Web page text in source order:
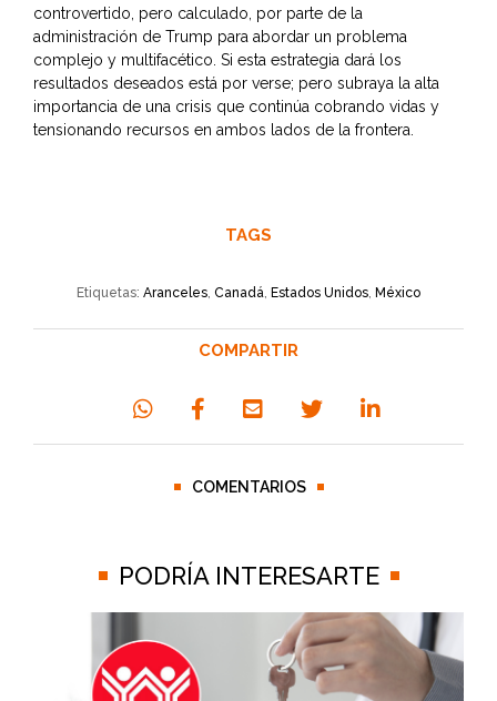
controvertido, pero calculado, por parte de la
administración de Trump para abordar un problema
complejo y multifacético. Si esta estrategia dará los
resultados deseados está por verse; pero subraya la alta
importancia de una crisis que continúa cobrando vidas y
tensionando recursos en ambos lados de la frontera.
TAGS
Etiquetas: Aranceles Canadá Estados Unidos México
COMPARTIR
COMENTARIOS
PODRÍA INTERESARTE